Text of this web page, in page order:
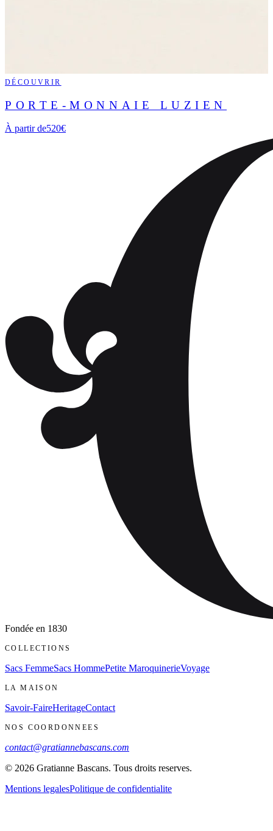
DÉCOUVRIR
PORTE-MONNAIE LUZIEN
À partir de520€
Fondée en 1830
COLLECTIONS
Sacs FemmeSacs HommePetite MaroquinerieVoyage
LA MAISON
Savoir-FaireHeritageContact
NOS COORDONNEES
contact@gratiannebascans.com
© 2026 Gratianne Bascans. Tous droits reserves.
Mentions legalesPolitique de confidentialite